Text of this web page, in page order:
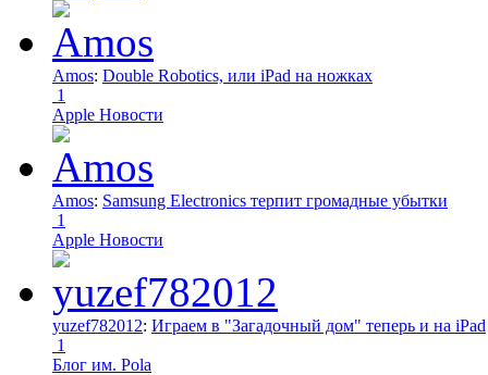
Amos: Double Robotics, или iPad на ножках
1
Apple Новости
Amos: Samsung Electronics терпит громадные убытки
1
Apple Новости
yuzef782012: Играем в "Загадочный дом" теперь и на iPad
1
Блог им. Pola